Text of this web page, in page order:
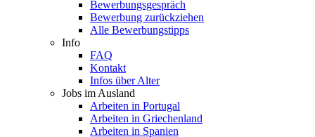
Bewerbungsgespräch
Bewerbung zurückziehen
Alle Bewerbungstipps
Info
FAQ
Kontakt
Infos über Alter
Jobs im Ausland
Arbeiten in Portugal
Arbeiten in Griechenland
Arbeiten in Spanien